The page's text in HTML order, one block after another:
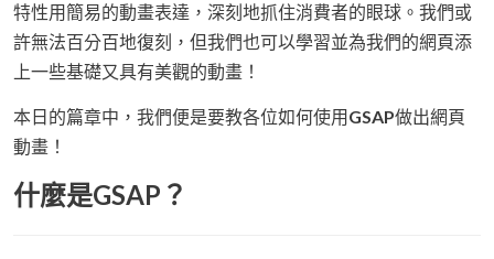
特性用簡易的動畫表達，深刻地抓住消費者的眼球。我們或
許無法百分百地復刻，但我們也可以學習並為我們的網頁添
上一些基礎又具有美觀的動畫！
本日的篇章中，我們便是要教各位如何使用 GSAP做出網頁
動畫！
什麼是GSAP？